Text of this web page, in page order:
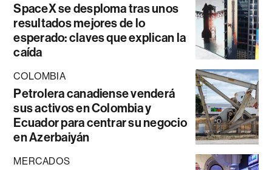
SpaceX se desploma tras unos
resultados mejores de lo
esperado: claves que explican la
caída
COLOMBIA
Petrolera canadiense venderá
sus activos en Colombia y
Ecuador para centrar su negocio
en Azerbaiyán
MERCADOS